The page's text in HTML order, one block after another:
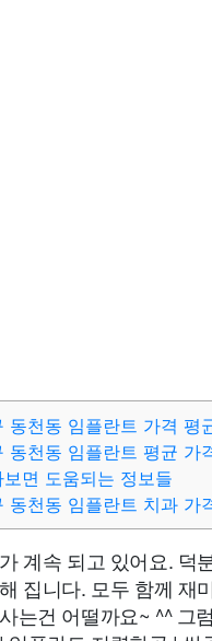
동천동 임플란트 가격 평
동천동 임플란트 평균 가
면 도움되는 정보들
동천동 임플란트 치과 가
계속 되고 있어요. 덕
집니다. 모두 함께 재
는건 어떨까요~ ^^ 그